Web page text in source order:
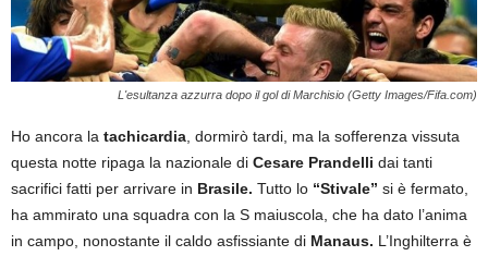
L'esultanza azzurra dopo il gol di Marchisio (Getty Images/Fifa.com)
Ho ancora la tachicardia , dormirò tardi, ma la sofferenza vissuta
questa notte ripaga la nazionale di Cesare Prandelli dai tanti
sacrifici fatti per arrivare in Brasile. Tutto lo “Stivale” si è fermato,
ha ammirato una squadra con la S maiuscola, che ha dato l’anima
in campo, nonostante il caldo asfissiante di Manaus. L’Inghilterra è